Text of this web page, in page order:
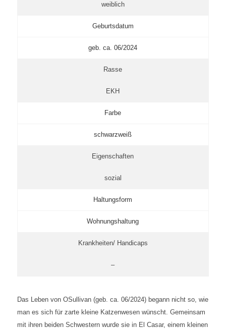
weiblich
Geburtsdatum
geb. ca. 06/2024
Rasse
EKH
Farbe
schwarzweiß
Eigenschaften
sozial
Haltungsform
Wohnungshaltung
Krankheiten/ Handicaps
–
Das Leben von OSullivan (geb. ca. 06/2024) begann nicht so, wie
man es sich für zarte kleine Katzenwesen wünscht. Gemeinsam
mit ihren beiden Schwestern wurde sie in El Casar, einem kleinen